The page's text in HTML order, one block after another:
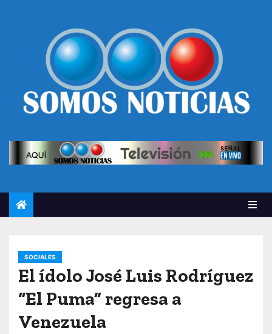
SOCIALES
El ídolo José Luis Rodríguez
“El Puma” regresa a
Venezuela